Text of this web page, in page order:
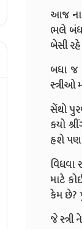
આજ ના
ભલે બંધ
બેસી
બધા જ
સ્ત્રીઓ
સેંથો
કયો
હશે પણ
માટે
કેમ છે?
જે